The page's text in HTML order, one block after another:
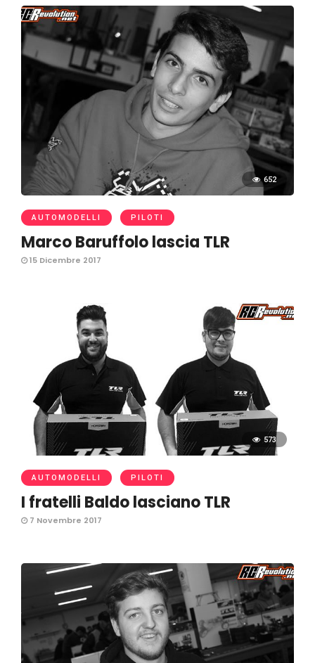
652
AUTOMODELLI PILOTI
Marco Baruffolo lascia TLR
15 Dicembre 2017
573
AUTOMODELLI PILOTI
I fratelli Baldo lasciano TLR
7 Novembre 2017